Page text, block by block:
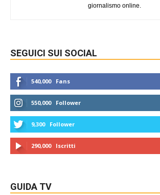
giornalismo online.
SEGUICI SUI SOCIAL
540,000 Fans
550,000 Follower
9,300 Follower
290,000 Iscritti
GUIDA TV